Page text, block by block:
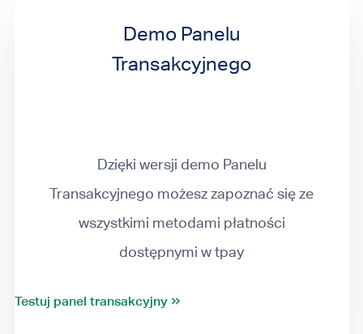
Demo Panelu
Transakcyjnego
Dzięki wersji demo Panelu
Transakcyjnego możesz zapoznać się ze
wszystkimi metodami płatności
dostępnymi w tpay
Testuj panel transakcyjny